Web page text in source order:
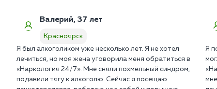
психологом их эффект часто бывает временным.
Валерий, 37 лет
Красноярск
Я был алкоголиком уже несколько лет. Я не хотел
лечиться, но моя жена уговорила меня обратиться в
«Наркология 24/7». Мне сняли похмельный синдром,
подавили тягу к алкоголю. Сейчас я посещаю
Я